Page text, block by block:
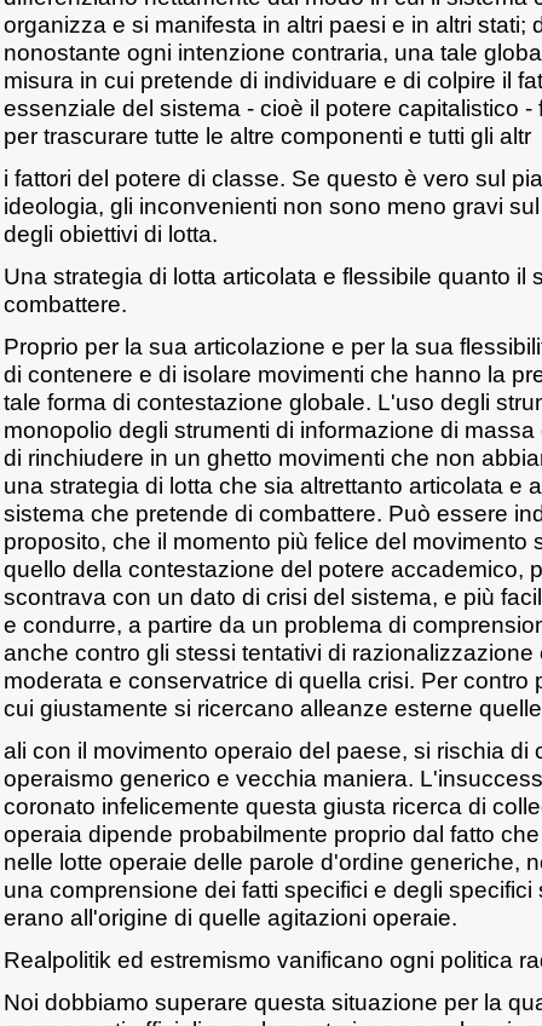
organizza e si manifesta in altri paesi e in altri stati;
nonostante ogni intenzione contraria, una tale
misura in cui pretende di individuare e di colpire il
essenziale del sistema - cioè il potere capitalistico
per trascurare tutte le altre componenti e tutti gli altr
i fattori del potere di classe. Se questo è vero sul
ideologia, gli inconvenienti non sono meno gravi
degli obiettivi di lotta.
Una strategia di lotta articolata e flessibile quanto il
combattere.
Proprio per la sua articolazione e per la sua
di contenere e di isolare movimenti che hanno la
tale forma di contestazione globale. L'uso degli
monopolio degli strumenti di informazione di
di rinchiudere in un ghetto movimenti che non
una strategia di lotta che sia altrettanto articolata e
sistema che pretende di combattere. Può essere
proposito, che il momento più felice del movimento
quello della contestazione del potere accademico,
scontrava con un dato di crisi del sistema, e più
e condurre, a partire da un problema di
anche contro gli stessi tentativi di razionalizzazione
moderata e conservatrice di quella crisi. Per contro
cui giustamente si ricercano alleanze esterne
ali con il movimento operaio del paese, si rischia di
operaismo generico e vecchia maniera.
coronato infelicemente questa giusta ricerca di
operaia dipende probabilmente proprio dal fatto
nelle lotte operaie delle parole d'ordine generiche,
una comprensione dei fatti specifici e degli
erano all'origine di quelle agitazioni operaie.
Realpolitik ed estremismo vanificano ogni politica
Noi dobbiamo superare questa situazione per la